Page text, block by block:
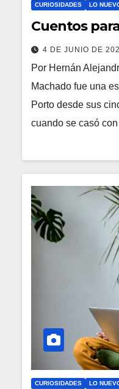
CURIOSIDADES LO
Cuentos
4 DE JUNIO DE
Por Hernán
Machado fue una
Porto desde sus
cuando se casó
CURIOSIDADES LO